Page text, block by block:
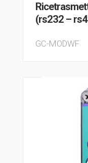
(rs232 –
GC-MODWF